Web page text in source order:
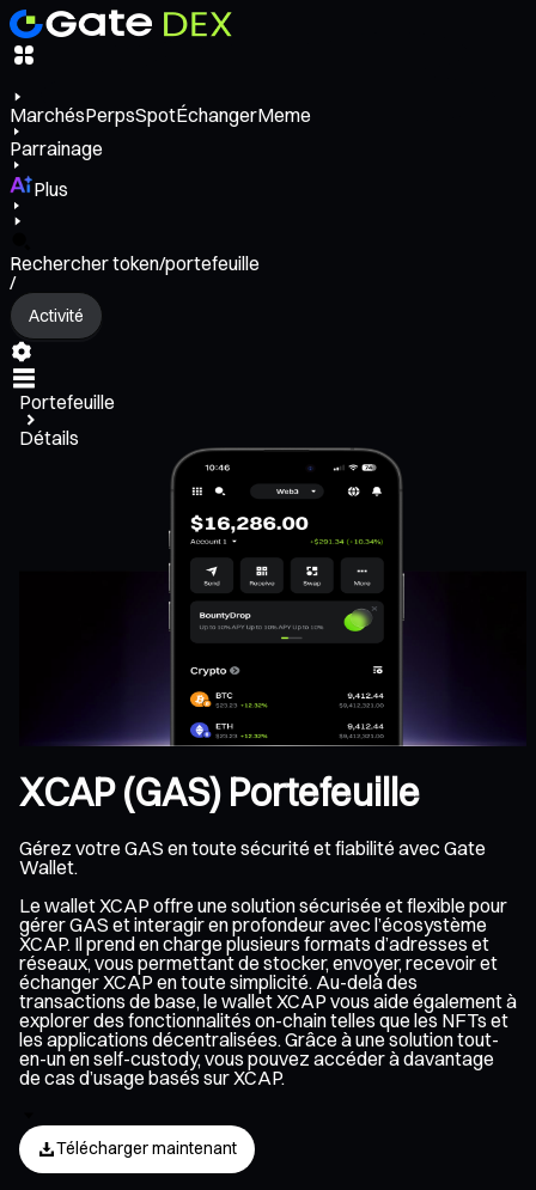
MarchésPerpsSpotÉchangerMeme
Parrainage
Plus
Rechercher token/portefeuille
/
Activité
Portefeuille
Détails
XCAP (GAS) Portefeuille
Gérez votre GAS en toute sécurité et fiabilité avec Gate
Wallet.
Le wallet XCAP offre une solution sécurisée et flexible pour
gérer GAS et interagir en profondeur avec l’écosystème
XCAP. Il prend en charge plusieurs formats d’adresses et
réseaux, vous permettant de stocker, envoyer, recevoir et
échanger XCAP en toute simplicité. Au-delà des
transactions de base, le wallet XCAP vous aide également à
explorer des fonctionnalités on-chain telles que les NFTs et
les applications décentralisées. Grâce à une solution tout-
en-un en self-custody, vous pouvez accéder à davantage
de cas d’usage basés sur XCAP.
Télécharger maintenant